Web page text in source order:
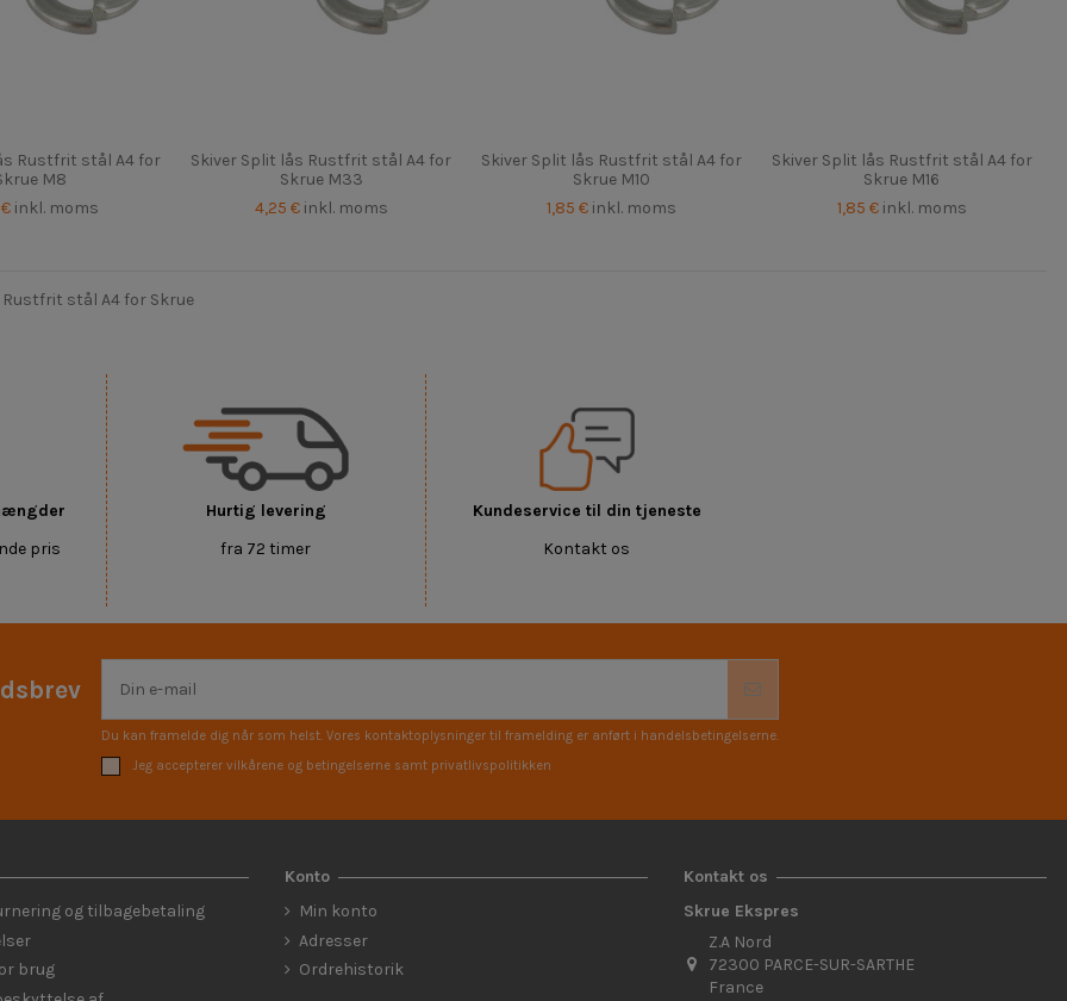
Rustfrit stål A4 for
M8
inkl. moms
Skiver Split lås Rustfrit stål A4 for
Skrue M33
4,25 € inkl. moms
Skiver Split lås Rustfrit stål A4 for
Skrue M10
1,85 € inkl. moms
Skiver Split lås Rustfrit stål A4 for
Skrue M16
1,85 € inkl. moms
stål A4 for Skrue
pris
Hurtig levering
fra 72 timer
Kundeservice til din tjeneste
Kontakt os
Du kan framelde dig når som helst. Vores kontaktoplysninger til framelding er anført i handelsbetingelserne.
Jeg accepterer vilkårene og betingelserne samt privatlivspolitikken
og tilbagebetaling
brug
Konto
Min konto
Adresser
Ordrehistorik
Kontakt os
Skrue Ekspres
Z.A Nord
72300 PARCE-SUR-SARTHE
France